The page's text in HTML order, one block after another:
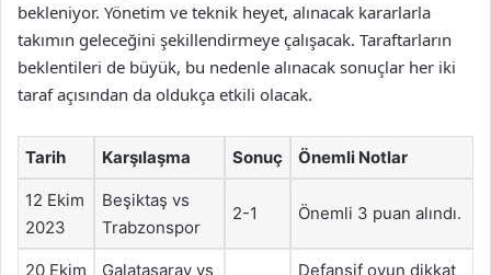
bekleniyor. Yönetim ve teknik heyet, alınacak kararlarla
takımın geleceğini şekillendirmeye çalışacak. Taraftarların
beklentileri de büyük, bu nedenle alınacak sonuçlar her iki
taraf açısından da oldukça etkili olacak.
Tarih Karşılaşma Sonuç Önemli Notlar
12 Ekim
2023
Beşiktaş vs
Trabzonspor
2-1 Önemli 3 puan alındı.
20 Ekim
Galatasaray vs
Defansif oyun dikkat